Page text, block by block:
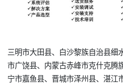
三明市大田县、白沙黎族自治县细
市广饶县、内蒙古赤峰市克什克腾
宁市嘉鱼县、晋城市泽州县、湛江